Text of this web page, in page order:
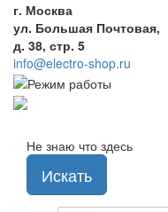
г. Москва
ул. Большая Почтовая,
д. 38, стр. 5
info@electro-shop.ru
Не знаю что здесь
Искать